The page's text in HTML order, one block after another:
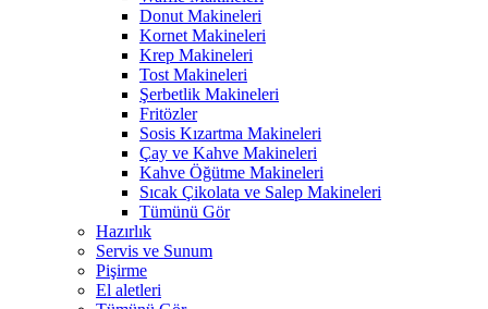
Donut Makineleri
Kornet Makineleri
Krep Makineleri
Tost Makineleri
Şerbetlik Makineleri
Fritözler
Sosis Kızartma Makineleri
Çay ve Kahve Makineleri
Kahve Öğütme Makineleri
Sıcak Çikolata ve Salep Makineleri
Tümünü Gör
Hazırlık
Servis ve Sunum
Pişirme
El aletleri